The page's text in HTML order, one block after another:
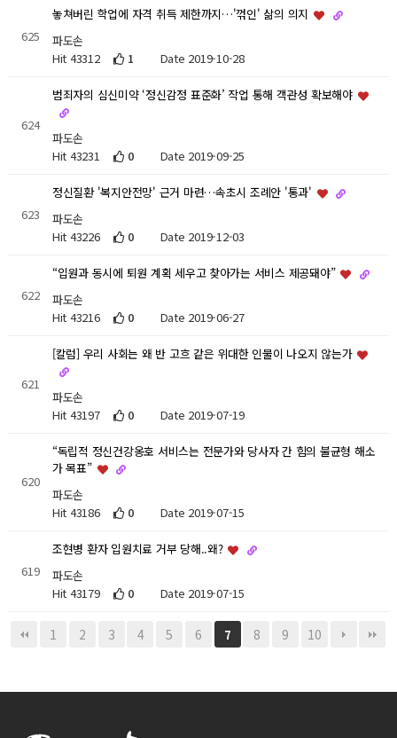
625
놓쳐버린 학업에 자격 취득 제한까지…'꺾인' 삶의 의지
파도손
Hit 43312
1 Date 2019-10-28
624
범죄자의 심신미약 ‘정신감정 표준화’ 작업 통해 객관성 확보해야
파도손
Hit 43231
0 Date 2019-09-25
623
정신질환 '복지안전망' 근거 마련…속초시 조례안 '통과'
파도손
Hit 43226
0 Date 2019-12-03
622
“입원과 동시에 퇴원 계획 세우고 찾아가는 서비스 제공돼야”
파도손
Hit 43216
0 Date 2019-06-27
621
[칼럼] 우리 사회는 왜 반 고흐 같은 위대한 인물이 나오지 않는가
파도손
Hit 43197
0 Date 2019-07-19
620
“독립적 정신건강옹호 서비스는 전문가와 당사자 간 힘의 불균형 해소
가 목표”
파도손
Hit 43186
0 Date 2019-07-15
619
조현병 환자 입원치료 거부 당해..왜?
파도손
Hit 43179
0 Date 2019-07-15
1 2 3 4 5 6 7 8 9 10